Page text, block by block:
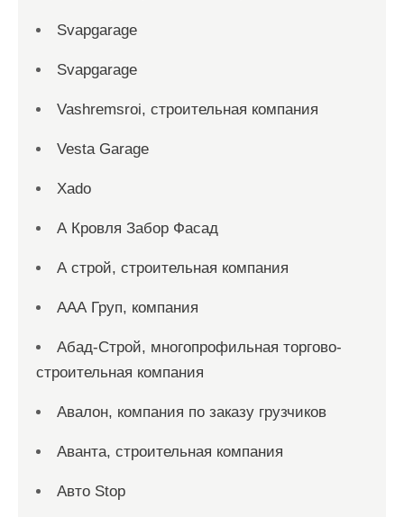
Svapgarage
Svapgarage
Vashremsroi, строительная компания
Vesta Garage
Xado
А Кровля Забор Фасад
А строй, строительная компания
ААА Груп, компания
Абад-Строй, многопрофильная торгово-
строительная компания
Авалон, компания по заказу грузчиков
Аванта, строительная компания
Авто Stop